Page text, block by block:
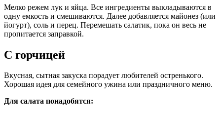
Мелко режем лук и яйца. Все ингредиенты выкладываются в
одну емкость и смешиваются. Далее добавляется майонез (или
йогурт), соль и перец. Перемешать салатик, пока он весь не
пропитается заправкой.
С горчицей
Вкусная, сытная закуска порадует любителей остренького.
Хорошая идея для семейного ужина или праздничного меню.
Для салата понадобятся: